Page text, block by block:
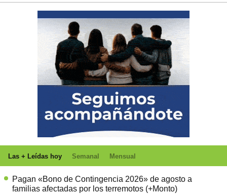
Las + Leídas hoy Semanal Mensual
Pagan «Bono de Contingencia 2026» de agosto a
familias afectadas por los terremotos (+Monto)